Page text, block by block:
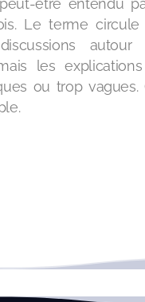
être entendu
Le terme
autour
les
ou trop vagues.
: Ubuntu,